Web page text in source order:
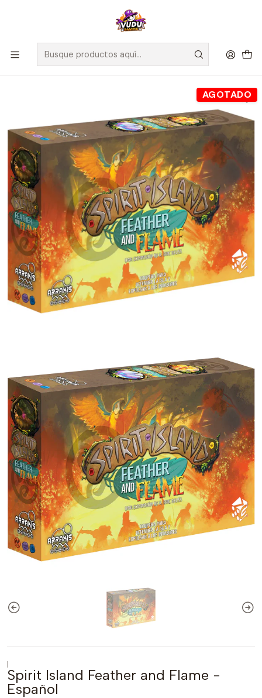
🚀 ¡Despachamos a todo Chile! Envío GRATIS a Regiones sobre
$100.000 y a RM sobre $35.000
Inicio Juegos de Mesa Editorial Arrakis Games
Spirit Island Feather and Flame - Español
AGOTADO
|
Spirit Island Feather and Flame -
Español